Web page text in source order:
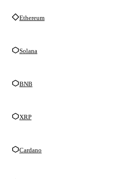
Ethereum
Solana
BNB
XRP
Cardano